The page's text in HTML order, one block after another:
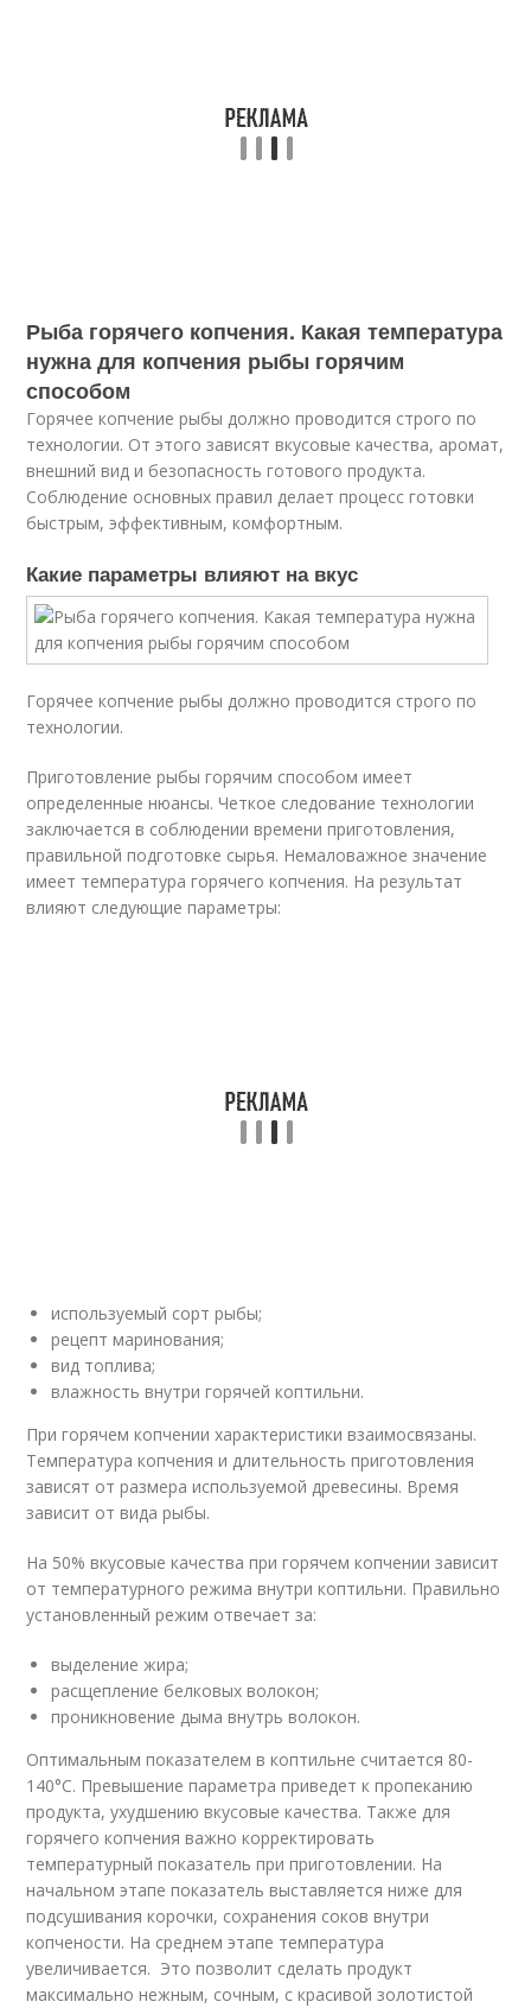
Рыба горячего копчения. Какая температура
нужна для копчения рыбы горячим
способом
Горячее копчение рыбы должно проводится строго по
технологии. От этого зависят вкусовые качества, аромат,
внешний вид и безопасность готового продукта.
Соблюдение основных правил делает процесс готовки
быстрым, эффективным, комфортным.
Какие параметры влияют на вкус
Горячее копчение рыбы должно проводится строго по
технологии.
Приготовление рыбы горячим способом имеет
определенные нюансы. Четкое следование технологии
заключается в соблюдении времени приготовления,
правильной подготовке сырья. Немаловажное значение
имеет температура горячего копчения. На результат
влияют следующие параметры:
используемый сорт рыбы;
рецепт маринования;
вид топлива;
влажность внутри горячей коптильни.
При горячем копчении характеристики взаимосвязаны.
Температура копчения и длительность приготовления
зависят от размера используемой древесины. Время
зависит от вида рыбы.
На 50% вкусовые качества при горячем копчении зависит
от температурного режима внутри коптильни. Правильно
установленный режим отвечает за:
выделение жира;
расщепление белковых волокон;
проникновение дыма внутрь волокон.
Оптимальным показателем в коптильне считается 80-
140°С. Превышение параметра приведет к пропеканию
продукта, ухудшению вкусовые качества. Также для
горячего копчения важно корректировать
температурный показатель при приготовлении. На
начальном этапе показатель выставляется ниже для
подсушивания корочки, сохранения соков внутри
копчености. На среднем этапе температура
увеличивается. Это позволит сделать продукт
максимально нежным, сочным, с красивой золотистой